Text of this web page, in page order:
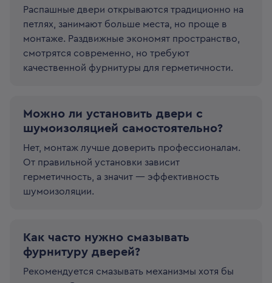
Распашные двери открываются традиционно на
петлях, занимают больше места, но проще в
монтаже. Раздвижные экономят пространство,
смотрятся современно, но требуют
качественной фурнитуры для герметичности.
Можно ли установить двери с
шумоизоляцией самостоятельно?
Нет, монтаж лучше доверить профессионалам.
От правильной установки зависит
герметичность, а значит — эффективность
шумоизоляции.
Как часто нужно смазывать
фурнитуру дверей?
Рекомендуется смазывать механизмы хотя бы